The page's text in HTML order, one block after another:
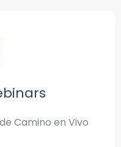
Camino en Vivo